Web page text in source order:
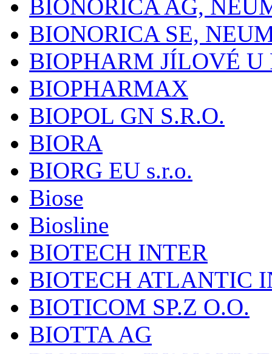
BIONORICA AG,
BIONORICA SE,
BIOPHARM JÍLOVÉ U
BIOPHARMAX
BIOPOL GN S.R.O.
BIORA
BIORG EU s.r.o.
Biose
Biosline
BIOTECH INTER
BIOTECH ATLANTIC
BIOTICOM SP.Z O.O.
BIOTTA AG